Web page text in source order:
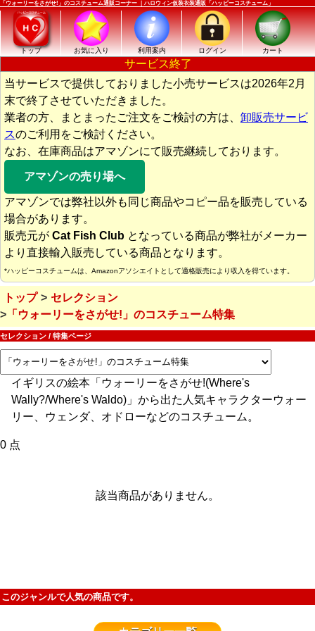
「ウォーリーをさがせ!」のコスチューム通販コーナー ｜ハロウィン仮装衣装通販「ハッピーコスチューム」
トップ お気に入り 利用案内 ログイン カート
サービス終了
当サービスで提供しておりました小売サービスは2026年2月
末で終了させていただきました。
業者の方、まとまったご注文をご検討の方は、 卸販売サービ
スのご利用をご検討ください。
なお、在庫商品はアマゾンにて販売継続しております。
アマゾンの売り場へ
アマゾンでは弊社以外も同じ商品やコピー品を販売している
場合があります。
販売元が Cat Fish Club となっている商品が弊社がメーカー
より直接輸入販売している商品となります。
*ハッピーコスチュームは、Amazonアソシエイトとして適格販売により収入を得ています。
トップ
セレクション
「ウォーリーをさがせ!」のコスチューム特集
セレクション / 特集ページ
イギリスの絵本「ウォーリーをさがせ!(Where's
Wally?/Where's Waldo)」から出た人気キャラクターウォー
リー、ウェンダ、オドローなどのコスチューム。
0 点
該当商品がありません。
このジャンルで人気の商品です。